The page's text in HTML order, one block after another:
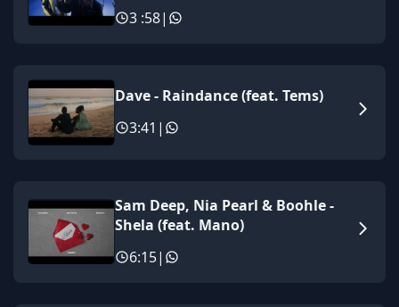
3 :58|
Dave - Raindance (feat. Tems)
3:41 |
Sam Deep, Nia Pearl & Boohle -
Shela (feat. Mano)
6:15|